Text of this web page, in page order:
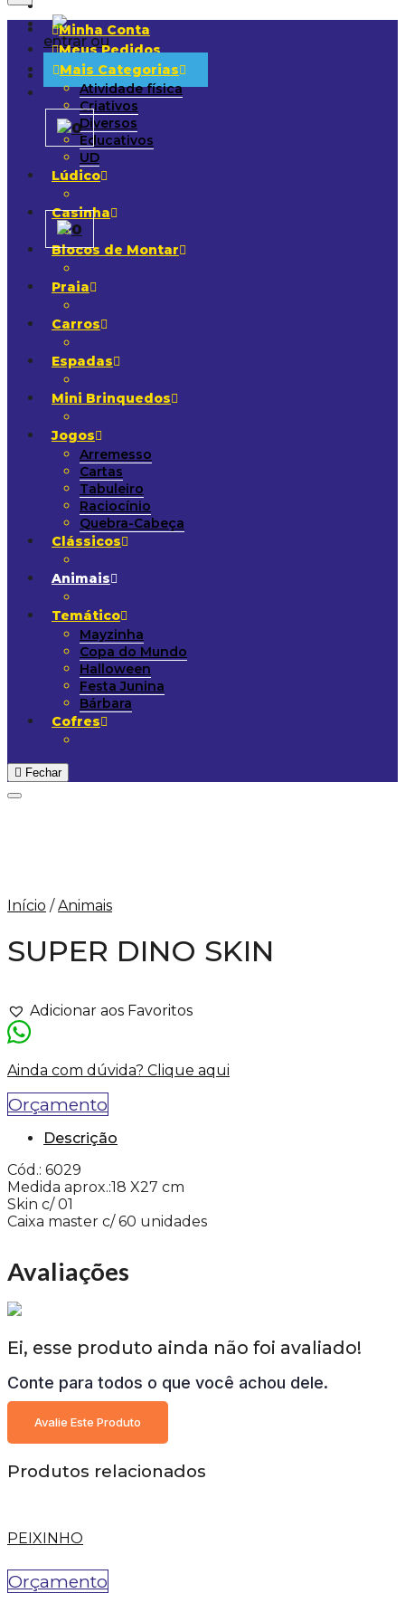
entrar ou
Cadastrar
0
0
Minha Conta
Meus Pedidos
Mais Categorias
Atividade física
Criativos
Diversos
Educativos
UD
Lúdico
Casinha
Blocos de Montar
Praia
Carros
Espadas
Mini Brinquedos
Jogos
Arremesso
Cartas
Tabuleiro
Raciocínio
Quebra-Cabeça
Clássicos
Animais
Temático
Mayzinha
Copa do Mundo
Halloween
Festa Junina
Bárbara
Cofres
Fechar
Início / Animais
SUPER DINO SKIN
Adicionar aos Favoritos
Ainda com dúvida? Clique aqui
Orçamento
Descrição
Cód.: 6029
Medida aprox.:18 X27 cm
Skin c/ 01
Caixa master c/ 60 unidades
Avaliações
Ei, esse produto ainda não foi avaliado!
Conte para todos o que você achou dele.
Avalie Este Produto
Produtos relacionados
PEIXINHO
Orçamento